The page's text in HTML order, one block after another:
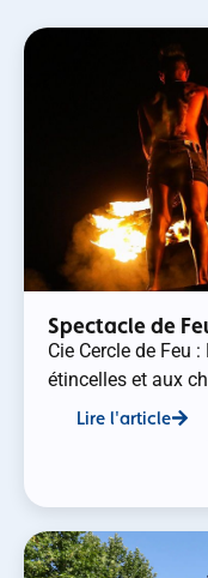
Spectacle de
Cie Cercle de Feu
étincelles et aux
Lire l'article